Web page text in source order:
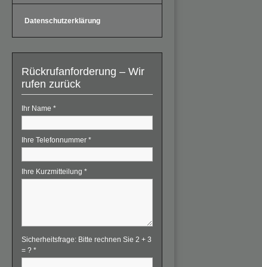
Datenschutzerklärung
Rückrufanforderung – Wir
rufen zurück
Ihr Name *
Ihre Telefonnummer *
Ihre Kurzmitteilung *
Sicherheitsfrage: Bitte rechnen Sie 2 + 3
= ? *